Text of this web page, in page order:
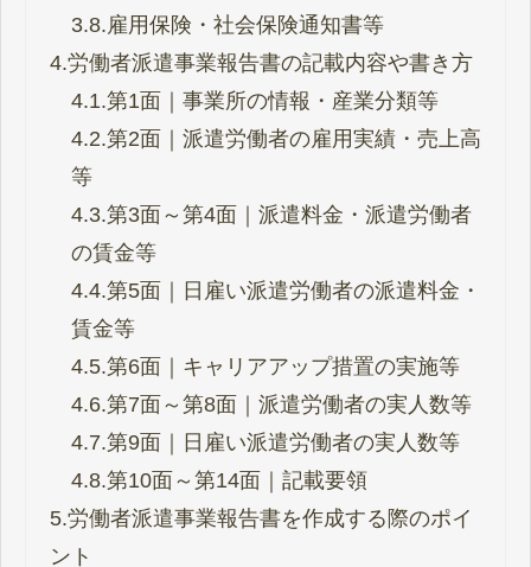
3.8. 雇用保険・社会保険通知書等
4.労働者派遣事業報告書の記載内容や書き方
4.1.第1面｜事業所の情報・産業分類等
4.2.第2面｜派遣労働者の雇用実績・売上高
等
4.3.第3面～第4面｜派遣料金・派遣労働者
の賃金等
4.4.第5面｜日雇い派遣労働者の派遣料金・
賃金等
4.5.第6面｜キャリアアップ措置の実施等
4.6.第7面～第8面｜派遣労働者の実人数等
4.7.第9面｜日雇い派遣労働者の実人数等
4.8.第10面～第14面｜記載要領
5.労働者派遣事業報告書を作成する際のポイ
ント